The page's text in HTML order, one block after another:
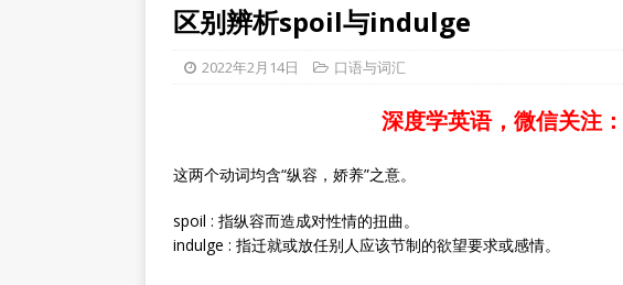
区别辨析spoil与indulge
2022年2月14日 口语与词汇
深度学英语，微信关注
这两个动词均含“纵容，娇养”之意。
spoil : 指纵容而造成对性情的扭曲。
indulge : 指迁就或放任别人应该节制的欲望要求或感情。